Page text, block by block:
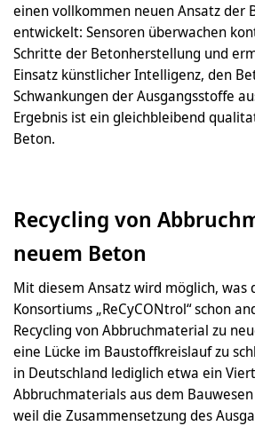
einen vollkommen neuen Ansatz der
entwickelt: Sensoren überwachen
Schritte der Betonherstellung und
Einsatz künstlicher Intelligenz, den
Schwankungen der Ausgangsstoffe
Ergebnis ist ein gleichbleibend
Beton.
Recycling von
neuem Beton
Mit diesem Ansatz wird möglich, was
Konsortiums „ReCyCONtrol“ schon
Recycling von Abbruchmaterial zu
eine Lücke im Baustoffkreislauf zu
in Deutschland lediglich etwa ein
Abbruchmaterials aus dem
weil die Zusammensetzung des